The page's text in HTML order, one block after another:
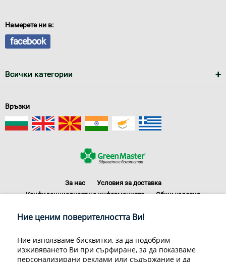
Намерете ни в:
facebook
Всички категории
Връзки
За нас
Условия за доставка
Конфиденциалност на информацията
Общи условия
Контакти
070070220
© 1998-2020 Green Master Group Ltd, All rights reserved.
Ние ценим поверителността Ви!
Ние използваме бисквитки, за да подобрим
изживяването Ви при сърфиране, за да показваме
персонализирани реклами или съдържание и да